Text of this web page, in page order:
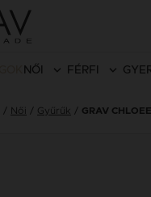
NŐI FÉRFI
Női Gyűrűk GRAV